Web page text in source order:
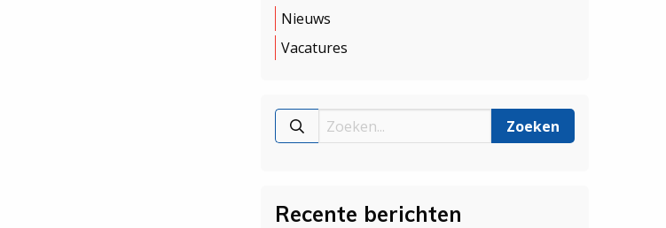
Nieuws
Vacatures
Recente berichten